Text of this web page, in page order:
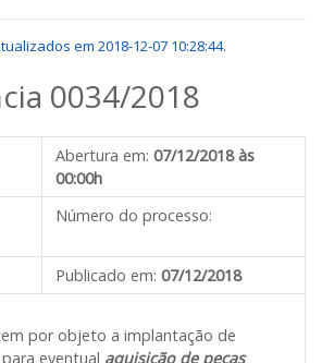
em 2018-12-07 10:28:44.
0034/2018
Abertura em: 07/12/2018 às
00:00h
Número do processo:
Publicado em: 07/12/2018
por objeto a implantação de
eventual aquisição de peças